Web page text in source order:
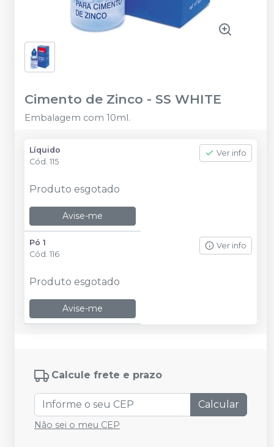
Cimento de Zinco - SS WHITE
Embalagem com 10ml.
Líquido
Cód. 115
Ver info
Produto esgotado
Avise-me
Pó 1
Cód. 116
Ver info
Produto esgotado
Avise-me
Calcule frete e prazo
Calcular
Não sei o meu CEP